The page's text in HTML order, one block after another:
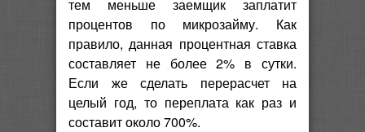
тем меньше заемщик заплатит
процентов по микрозайму. Как
правило, данная процентная ставка
составляет не более 2% в сутки.
Если же сделать перерасчет на
целый год, то переплата как раз и
составит около 700%.